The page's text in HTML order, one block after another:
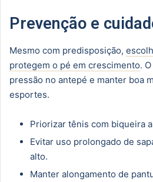
Prevenção e
Mesmo com predisposição,
protegem o pé em crescimento.
pressão no antepé e manter boa
esportes.
Priorizar tênis com biqueira
Evitar uso prolongado de
alto.
Manter alongamento de